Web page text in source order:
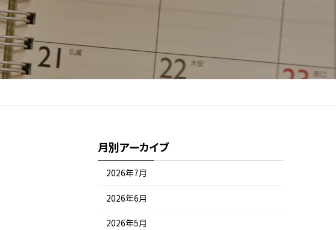
月別アーカイブ
2026年7月
2026年6月
2026年5月